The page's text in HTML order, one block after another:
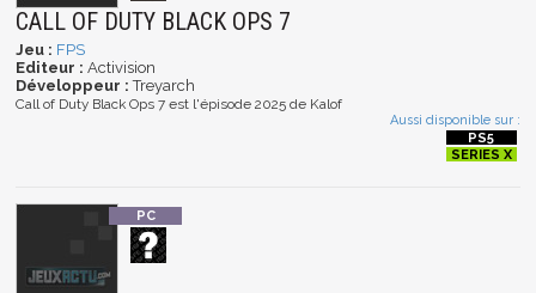
CALL OF DUTY BLACK OPS 7
Jeu : FPS
Editeur : Activision
Développeur : Treyarch
Call of Duty Black Ops 7 est l'épisode 2025 de Kalof
Aussi disponible sur :